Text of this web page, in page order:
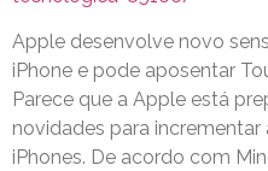
Apple desenvolve novo
iPhone e pode aposentar
Parece que a Apple está
novidades para
iPhones. De acordo com